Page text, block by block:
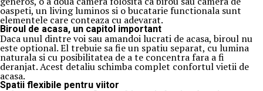
oaspeti, un living luminos si o bucatarie functionala sunt
elementele care conteaza cu adevarat.
Biroul de acasa, un capitol important
Daca unul dintre voi sau amandoi lucrati de acasa, biroul nu
este optional. El trebuie sa fie un spatiu separat, cu lumina
naturala si cu posibilitatea de a te concentra fara a fi
deranjat. Acest detaliu schimba complet confortul vietii de
acasa.
Spatii flexibile pentru viitor